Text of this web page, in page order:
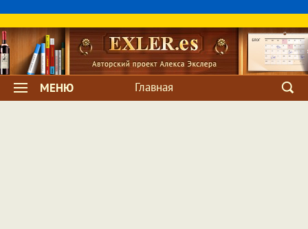
МЕНЮ Главная